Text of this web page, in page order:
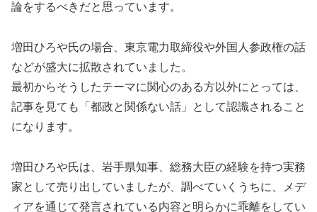
論をするべきだと思っています。
増田ひろや氏の場合、東京電力取締役や外国人参政権の話
などが盛大に拡散されていました。
最初からそうしたテーマに関心のある方以外にとっては、
記事を見ても「都政と関係ない話」として認識されること
になります。
増田ひろや氏は、岩手県知事、総務大臣の経験を持つ実務
家として売り出していましたが、調べていくうちに、メデ
ィアを通じて発言されている内容と明らかに乖離をしてい